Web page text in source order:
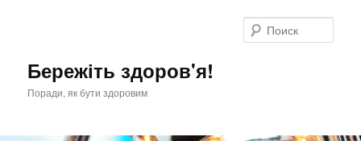
Бережіть здоров'я!
Поради, як бути здоровим